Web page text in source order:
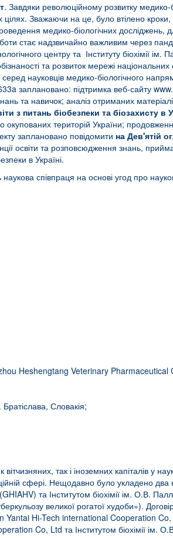
. Завдяки революційному розвитку медико-
Зважаючи на це, було втілено
медико-біологічних
стає надзвичайно важливим через
центру та Інституту біохімії ім.
та розвиток мережі
науковців медико-біологічного
заплановано: підтримка веб-сайту
та навичок; аналіз отриманих
з питань біобезпеки та біозахисту в
територій України;
заплановано повідомити на Дев'ятій
освіти та розповсюдження знань,
в Україні.
співпраця на основі угод про
Heshengtang Veterinary Pharmaceutical
Словакія;
так і іноземних капіталів у
сфері. Нещодавно було укладено
та Інститутом біохімії ім. О.В.
великої рогатої худоби»).
Yantai Hi-Tech international Cooperation
Co, Ltd та Інститутом біохімії ім.